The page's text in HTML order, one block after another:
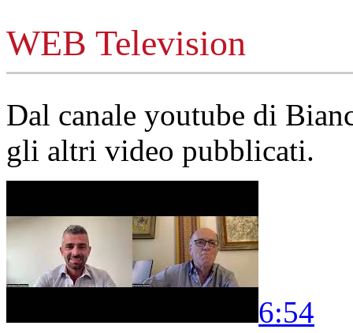
WEB Television
Dal canale youtube di
gli altri video pubblicati.
6:54